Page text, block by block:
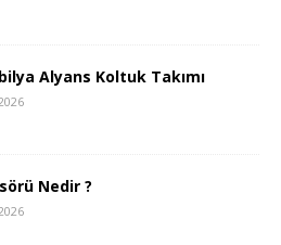
Alyans Koltuk Takımı
Nedir ?